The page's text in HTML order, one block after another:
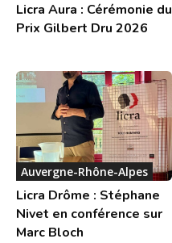
Licra Aura : Cérémonie du
Prix Gilbert Dru 2026
Auvergne-Rhône-Alpes
Licra Drôme : Stéphane
Nivet en conférence sur
Marc Bloch